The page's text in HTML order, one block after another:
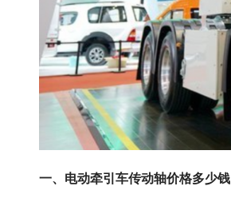
一、电动牵引车传动轴价格多少钱